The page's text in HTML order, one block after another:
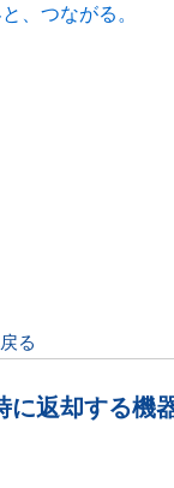
る
に返却する機